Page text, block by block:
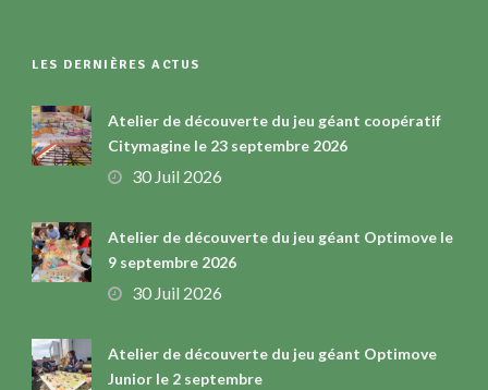
LES DERNIÈRES ACTUS
Atelier de découverte du jeu géant coopératif
Citymagine le 23 septembre 2026
30 Juil 2026
Atelier de découverte du jeu géant Optimove le
9 septembre 2026
30 Juil 2026
Atelier de découverte du jeu géant Optimove
Junior le 2 septembre